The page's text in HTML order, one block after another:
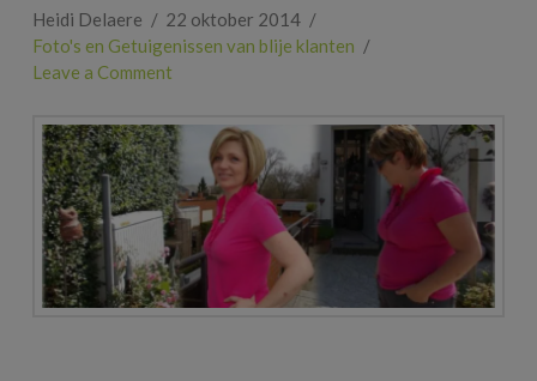
Heidi Delaere
22 oktober 2014
Foto's en Getuigenissen van blije klanten
Leave a Comment